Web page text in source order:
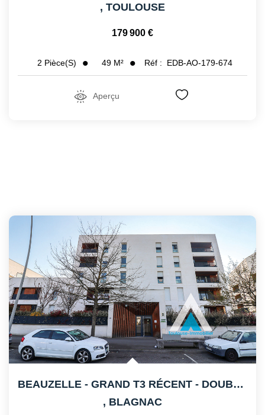
, TOULOUSE
179 900 €
2 Pièce(s) 49 M² Réf : EDB-AO-179-674
Aperçu
BEAUZELLE - GRAND T3 RÉCENT - DOUBLE PLACE DE PARKING
, BLAGNAC